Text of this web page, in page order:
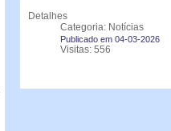
Detalhes
Categoria: Notícias
Publicado em 04-03-2026
Visitas: 556